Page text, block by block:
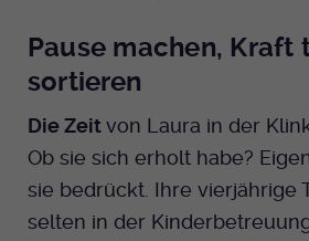
Pause machen, Kraft
sortieren
Die Zeitvon Laura in der
Ob sie sich erholt habe?
sie bedrückt. Ihre vierjährige
selten in der